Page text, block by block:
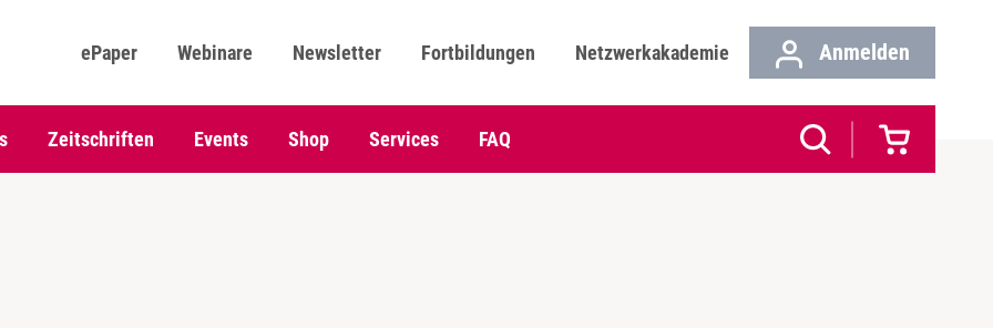
ePaper Webinare Newsletter Fortbildungen Netzwerkakademie Anmelden
Zeitschriften Events Shop Services FAQ